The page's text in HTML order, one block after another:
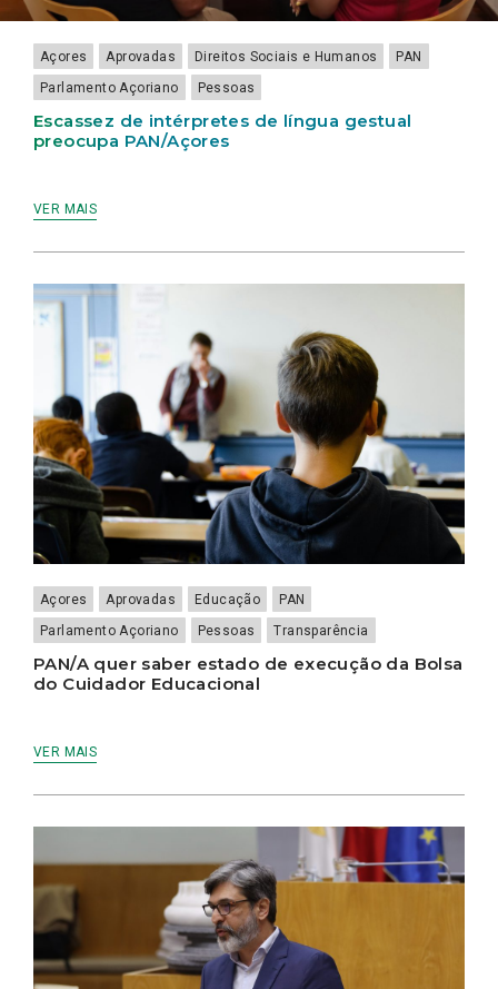
Açores Aprovadas Direitos Sociais e Humanos
PAN
Parlamento Açoriano
Pessoas
Escassez de intérpretes de língua gestual
preocupa PAN/Açores
VER MAIS
Açores Aprovadas Educação
PAN
Parlamento Açoriano
Pessoas Transparência
PAN/A quer saber estado de execução da Bolsa
do Cuidador Educacional
VER MAIS
LAMEIRINHO